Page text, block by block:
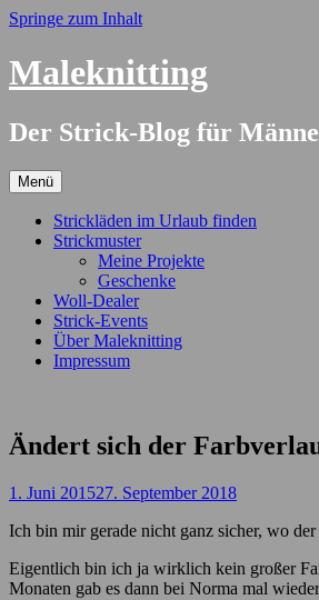
Springe zum Inhalt
Maleknitting
Der Strick-Blog für
Menü
Strickläden im Urlaub finden
Strickmuster
Meine Projekte
Geschenke
Woll-Dealer
Strick-Events
Über Maleknitting
Impressum
Ändert sich der
1. Juni 201527. September 2018
Ich bin mir gerade nicht ganz sicher, wo
Eigentlich bin ich ja wirklich kein großer
Monaten gab es dann bei Norma mal